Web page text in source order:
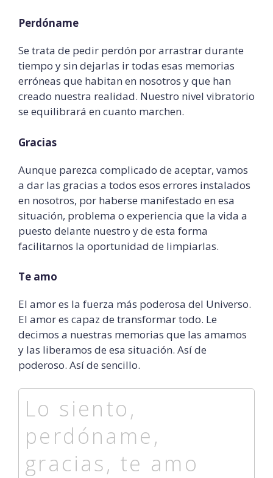
Perdóname
Se trata de pedir perdón por arrastrar durante
tiempo y sin dejarlas ir todas esas memorias
erróneas que habitan en nosotros y que han
creado nuestra realidad. Nuestro nivel vibratorio
se equilibrará en cuanto marchen.
Gracias
Aunque parezca complicado de aceptar, vamos
a dar las gracias a todos esos errores instalados
en nosotros, por haberse manifestado en esa
situación, problema o experiencia que la vida a
puesto delante nuestro y de esta forma
facilitarnos la oportunidad de limpiarlas.
Te amo
El amor es la fuerza más poderosa del Universo.
El amor es capaz de transformar todo. Le
decimos a nuestras memorias que las amamos
y las liberamos de esa situación. Así de
poderoso. Así de sencillo.
Lo siento,
perdóname,
gracias, te amo